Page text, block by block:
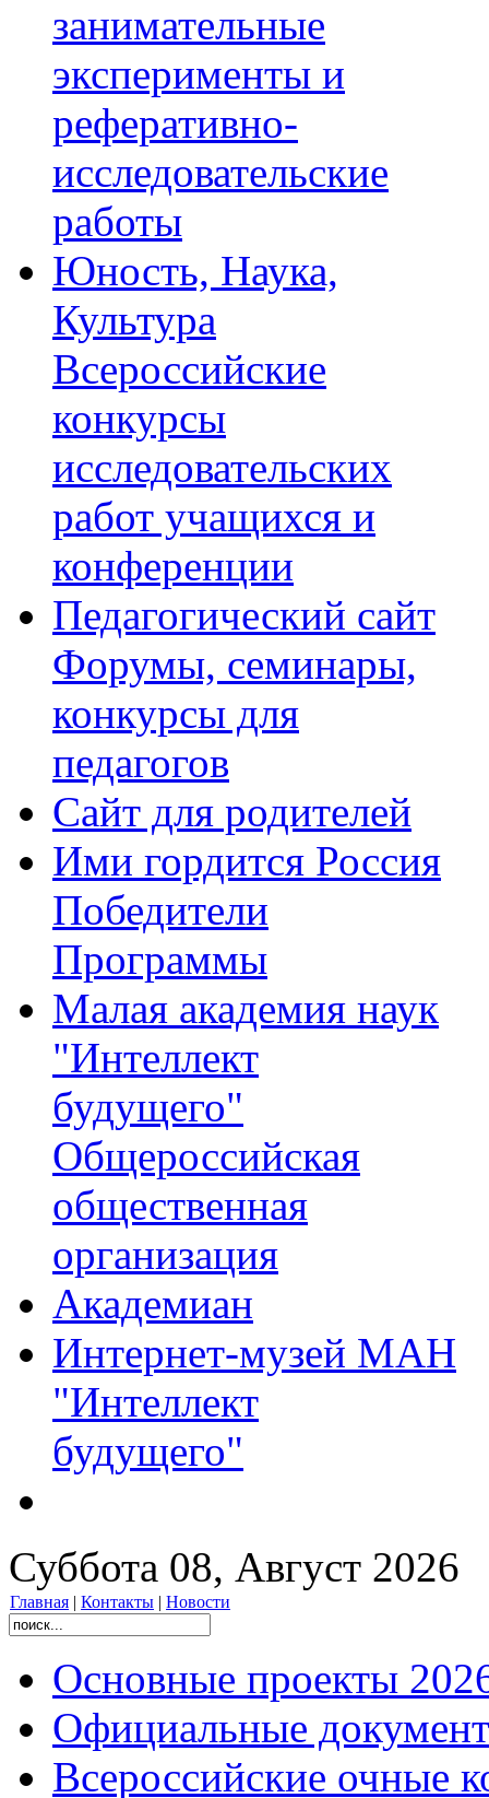
занимательные
эксперименты и
реферативно-
исследовательские
работы
Юность, Наука,
Культура
Всероссийские
конкурсы
исследовательских
работ учащихся и
конференции
Педагогический сайт
Форумы, семинары,
конкурсы для
педагогов
Сайт для родителей
Ими гордится Россия
Победители
Программы
Малая академия наук
"Интеллект
будущего"
Общероссийская
общественная
организация
Академиан
Интернет-музей МАН
"Интеллект
будущего"
Суббота 08, Август 2026
Главная | Контакты | Новости
Основные проекты
Официальные
Всероссийские очные